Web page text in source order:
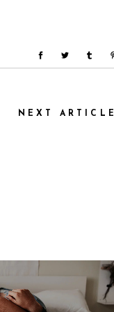
NEXT ARTICLE